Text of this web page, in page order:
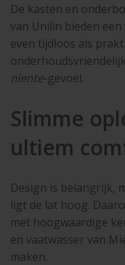
De kasten en
van Unilin bieden
even tijdloos als
niente-gevoel.
Slimme
ultiem
Design is belangrijk,
ligt de lat hoog.
met hoogwaardige
en vaatwasser van
maken.